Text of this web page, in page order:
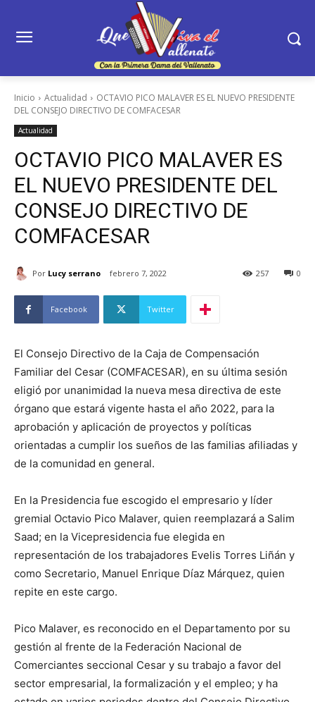
Inicio Actualidad
OCTAVIO PICO MALAVER ES EL NUEVO PRESIDENTE
DEL CONSEJO DIRECTIVO DE COMFACESAR
Actualidad
OCTAVIO PICO MALAVER ES
EL NUEVO PRESIDENTE DEL
CONSEJO DIRECTIVO DE
COMFACESAR
Por Lucy serrano febrero 7, 2022 0
257
Facebook Twitter
El Consejo Directivo de la Caja de Compensación
Familiar del Cesar (COMFACESAR), en su última sesión
eligió por unanimidad la nueva mesa directiva de este
órgano que estará vigente hasta el año 2022, para la
aprobación y aplicación de proyectos y políticas
orientadas a cumplir los sueños de las familias afiliadas y
de la comunidad en general.
En la Presidencia fue escogido el empresario y líder
gremial Octavio Pico Malaver, quien reemplazará a Salim
Saad; en la Vicepresidencia fue elegida en
representación de los trabajadores Evelis Torres Liñán y
como Secretario, Manuel Enrique Díaz Márquez, quien
repite en este cargo.
Pico Malaver, es reconocido en el Departamento por su
gestión al frente de la Federación Nacional de
Comerciantes seccional Cesar y su trabajo a favor del
sector empresarial, la formalización y el empleo; y ha